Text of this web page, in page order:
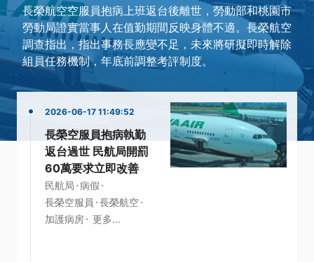
長榮航空空服員抱病上班返台後離世，勞動部和桃園市
勞動局證實當事人在值勤期間反映身體不適。長榮航空
調查指出，指出事務長應變不足，未來將研擬即時解除
組員任務機制，年底前調整考評制度。
2026-06-17 11:49:52
長榮空服員抱病執勤
返台過世 民航局開罰
60萬要求立即改善
民航局 ·病假 ·
長榮空服員 ·長榮航空·
加護病房· 更多...